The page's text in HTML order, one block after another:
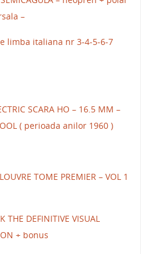
–
limba italiana nr 3-4-5-6-7
SCARA HO – 16.5 MM –
( perioada anilor 1960 )
TOME PREMIER – VOL 1
THE DEFINITIVE VISUAL
+ bonus